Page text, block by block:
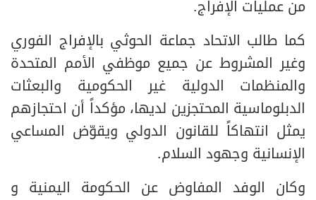
من عمليات الإفراج.
كما طالب الاتحاد جماعة الحوثي بالإفراج الفوري
وغير المشروط عن جميع موظفي الأمم المتحدة
والمنظمات الدولية غير الحكومية والبعثات
الدبلوماسية المحتجزين لديها، مؤكداً أن احتجازهم
يمثل انتهاكاً للقانون الدولي ويقوّض المساعي
الإنسانية وجهود السلام.
وكان الوفد المفاوض عن الحكومة اليمنية و